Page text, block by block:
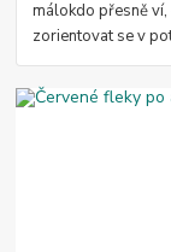
málokdo přesně
zorientovat se v